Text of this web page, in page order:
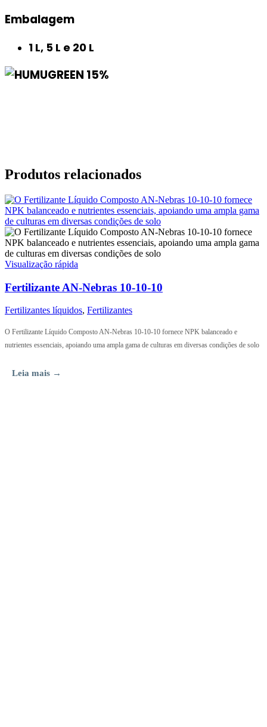
Embalagem
1 L, 5 L e 20 L
Produtos relacionados
Visualização rápida
Fertilizante AN-Nebras 10-10-10
Fertilizantes líquidos, Fertilizantes
O Fertilizante Líquido Composto AN-Nebras 10-10-10 fornece NPK balanceado e
nutrientes essenciais, apoiando uma ampla gama de culturas em diversas condições de solo
Leia mais →